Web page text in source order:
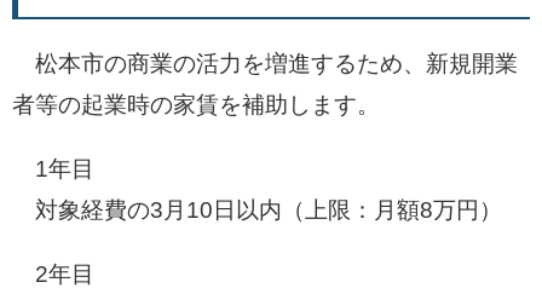
松本市の商業の活力を増進するため、新規開業
者等の起業時の家賃を補助します。
1年目
対象経費の3月10日以内（上限：月額8万円）
2年目